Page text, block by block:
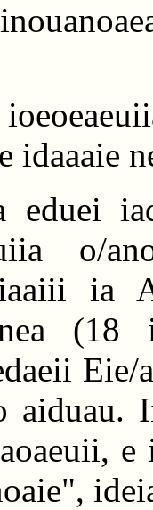
idaaaie
o/
ia
(18
aiduau.